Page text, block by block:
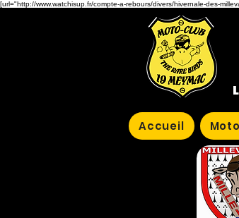
[url="http://www.watchisup.fr/compte-a-rebours/divers/hivernale-des-
Accueil